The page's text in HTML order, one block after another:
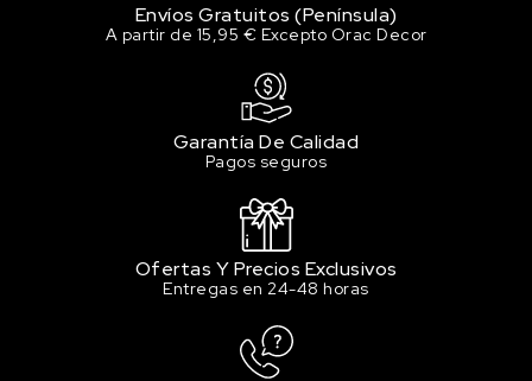
Envíos Gratuitos (Península)
A partir de 15,95 € Excepto Orac Decor
Garantía De Calidad
Pagos seguros
Ofertas Y Precios Exclusivos
Entregas en 24-48 horas